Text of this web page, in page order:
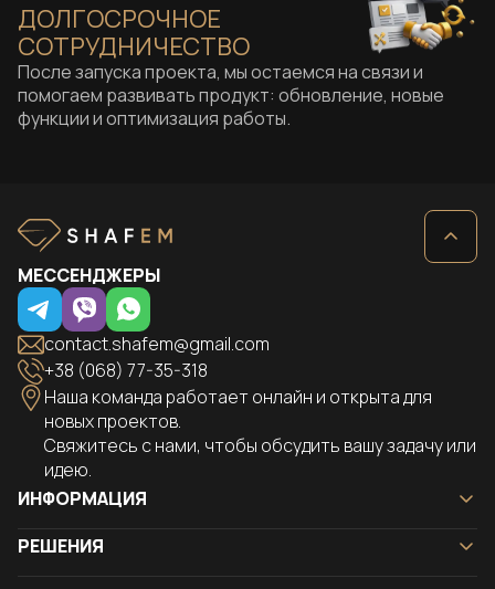
ДОЛГОСРОЧНОЕ
СОТРУДНИЧЕСТВО
После запуска проекта, мы остаемся на связи и
помогаем развивать продукт: обновление, новые
функции и оптимизация работы.
МЕССЕНДЖЕРЫ
contact.shafem@gmail.com
+38 (068) 77-35-318
Наша команда работает онлайн и открыта для
новых проектов.
Свяжитесь с нами, чтобы обсудить вашу задачу или
идею.
ИНФОРМАЦИЯ
Главная
РЕШЕНИЯ